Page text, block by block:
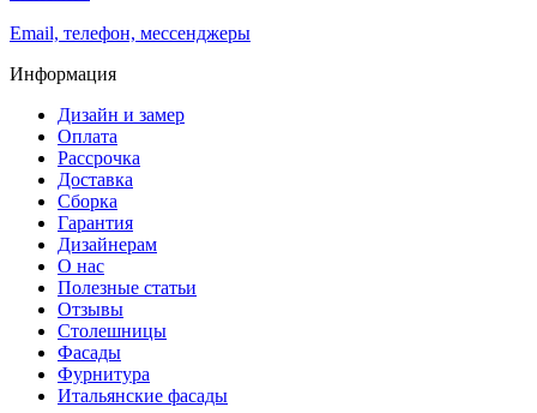
Email, телефон, мессенджеры
Информация
Дизайн и замер
Оплата
Рассрочка
Доставка
Сборка
Гарантия
Дизайнерам
О нас
Полезные статьи
Отзывы
Столешницы
Фасады
Фурнитура
Итальянские фасады